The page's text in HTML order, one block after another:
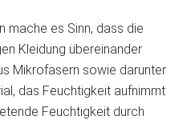
mache es Sinn, dass die
Kleidung übereinander
Mikrofasern sowie darunter
das Feuchtigkeit aufnimmt
Feuchtigkeit durch